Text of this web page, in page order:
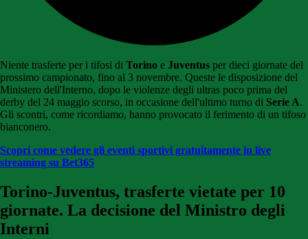
Niente trasferte per i tifosi di Torino e Juventus per dieci giornate del
prossimo campionato, fino al 3 novembre. Queste le disposizione del
Ministero dell'Interno, dopo le violenze degli ultras poco prima del
derby del 24 maggio scorso, in occasione dell'ultimo turno di Serie A.
Gli scontri, come ricordiamo, hanno provocato il ferimento di un tifoso
bianconero.
Scopri come vedere gli eventi sportivi gratuitamente in live
streaming su Bet365
Torino-Juventus, trasferte vietate per 10
giornate. La decisione del Ministro degli
Interni